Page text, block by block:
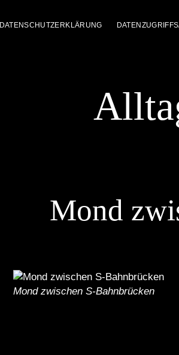
DATENSCHUTZERKLÄRUNG
Mond
Mond zwischen S-Bahnbrücken